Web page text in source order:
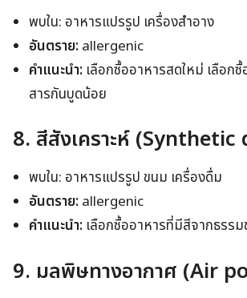
พบใน: อาหารแปรรูป เครื่องสำอาง
อันตราย:allergenic
คำแนะนำ: เลือกซื้ออาหารสดใหม่ เลือก
สารกันบูดน้อย
8. สีสังเคราะห์ (Synthetic
พบใน: อาหารแปรรูป ขนม เครื่องดื่ม
อันตราย:allergenic
คำแนะนำ: เลือกซื้ออาหารที่มีสีจากธรร
9. มลพิษทางอากาศ (Air